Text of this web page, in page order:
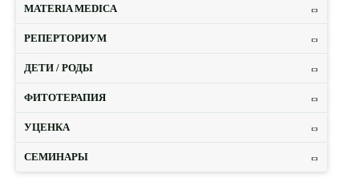
MATERIA MEDICA
РЕПЕРТОРИУМ
ДЕТИ / РОДЫ
ФИТОТЕРАПИЯ
УЦЕНКА
СЕМИНАРЫ